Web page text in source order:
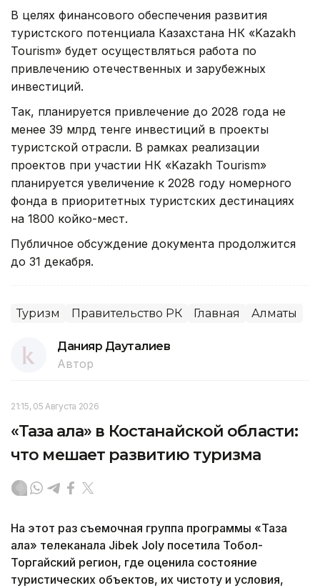
В целях финансового обеспечения развития
туристского потенциала Казахстана НК «Kazakh
Tourism» будет осуществляться работа по
привлечению отечественных и зарубежных
инвестиций.
Так, планируется привлечение до 2028 года не
менее 39 млрд тенге инвестиций в проекты
туристской отрасли. В рамках реализации
проектов при участии НК «Kazakh Tourism»
планируется увеличение к 2028 году номерного
фонда в приоритетных туристских дестинациях
на 1800 койко-мест.
Публичное обсуждение документа продолжится
до 31 декабря.
Туризм Правительство РК Главная Алматы
Данияр Дауталиев
Автор
21:15, 05 Августа 2026
«Таза қала» в Костанайской области:
что мешает развитию туризма
На этот раз съемочная группа программы «Таза
қала» телеканала Jibek Joly посетила Тобол-
Торгайский регион, где оценила состояние
туристических объектов, их чистоту и условия,